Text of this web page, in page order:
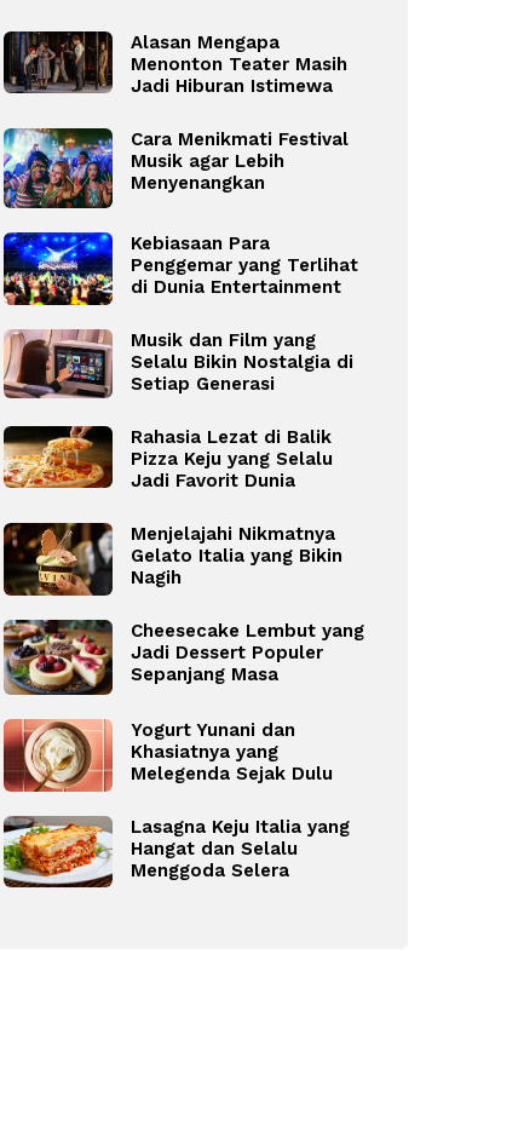
Alasan Mengapa
Menonton Teater Masih
Jadi Hiburan Istimewa
Cara Menikmati Festival
Musik agar Lebih
Menyenangkan
Kebiasaan Para
Penggemar yang Terlihat
di Dunia Entertainment
Musik dan Film yang
Selalu Bikin Nostalgia di
Setiap Generasi
Rahasia Lezat di Balik
Pizza Keju yang Selalu
Jadi Favorit Dunia
Menjelajahi Nikmatnya
Gelato Italia yang Bikin
Nagih
Cheesecake Lembut yang
Jadi Dessert Populer
Sepanjang Masa
Yogurt Yunani dan
Khasiatnya yang
Melegenda Sejak Dulu
Lasagna Keju Italia yang
Hangat dan Selalu
Menggoda Selera